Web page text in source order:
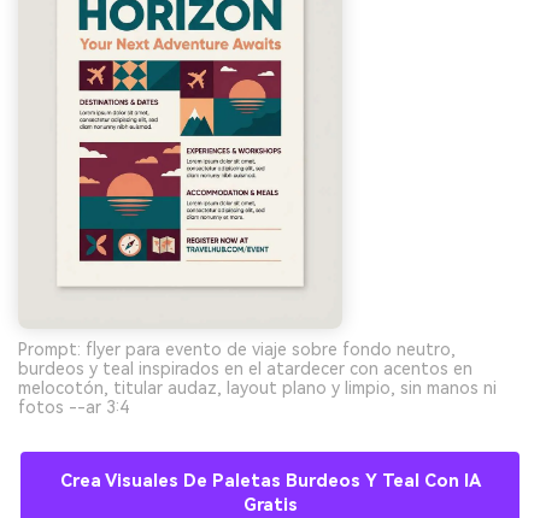
Prompt: flyer para evento de viaje sobre fondo neutro,
burdeos y teal inspirados en el atardecer con acentos en
melocotón, titular audaz, layout plano y limpio, sin manos ni
fotos --ar 3:4
Crea Visuales De Paletas Burdeos Y Teal Con IA
Gratis